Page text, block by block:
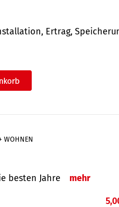
Ertrag,
WOHNEN
besten Jahre mehr